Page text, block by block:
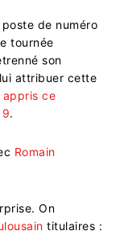
de numéro
tournée
son
attribuer cette
appris ce
.
Romain
On
titulaires :